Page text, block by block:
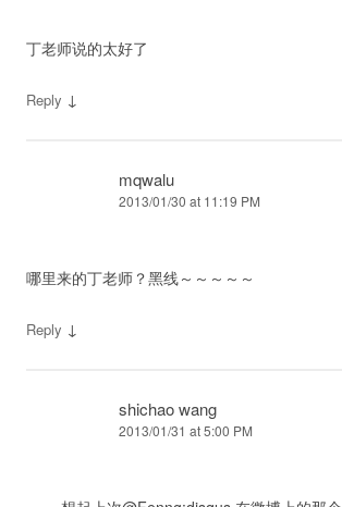
丁老师说的太好了
Reply ↓
mqwalu
2013/01/30 at 11:19 PM
哪里来的丁老师？黑线～～～～～
Reply ↓
shichao wang
2013/01/31 at 5:00 PM